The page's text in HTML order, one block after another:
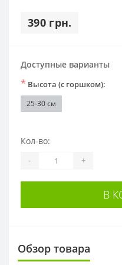
390 грн.
Доступные варианты
* Высота (с горшком):
25-30 см
Кол-во:
- +
В
Обзор товара